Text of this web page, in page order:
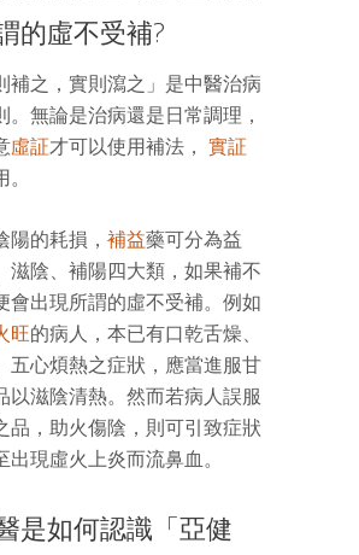
的虛不受補?
補之，實則瀉之」是中醫治病
。無論是治病還是日常調理，
虛証才可以使用補法， 實証
陽的耗損， 補益藥可分為益
滋陰、補陽四大類，如果補不
會出現所謂的虛不受補。例如
旺的病人，本已有口乾舌燥、
五心煩熱之症狀，應當進服甘
以滋陰清熱。然而若病人誤服
品，助火傷陰，則可引致症狀
出現虛火上炎而流鼻血。
是如何認識「亞健